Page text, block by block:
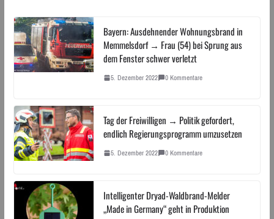
Bayern: Ausdehnender Wohnungsbrand in
Memmelsdorf → Frau (54) bei Sprung aus
dem Fenster schwer verletzt
5. Dezember 2022 0 Kommentare
Tag der Freiwilligen → Politik gefordert,
endlich Regierungsprogramm umzusetzen
5. Dezember 2022 0 Kommentare
Intelligenter Dryad-Waldbrand-Melder
„Made in Germany“ geht in Produktion